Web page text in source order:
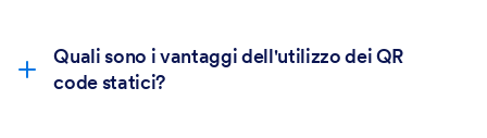
Quali sono i vantaggi dell'utilizzo dei QR
code statici?